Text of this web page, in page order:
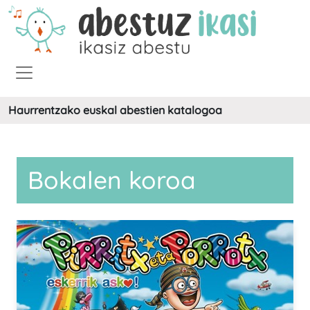
Haurrentzako euskal abestien katalogoa
Bokalen koroa